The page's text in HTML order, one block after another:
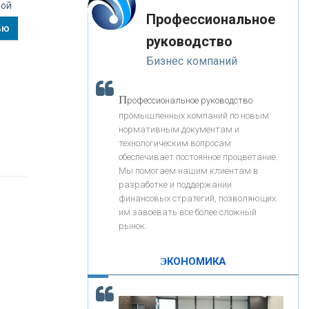
«ЗАПСИБКОМБАНК»
«РОСЕВРОБАНК»
«ПРЕСС-СЛУЖБА ВТБ24»
«АВТОГРАДБАНК»
«ПРОМРЕГИОНБАНК»
ОНАС
КОНТАКТЫ
корость - один из главных трендов в
кредитовании бизнеса - «Интервью»
-- Лучшее, что можно сделать с хорошим советом, это
пропустить его мимо ушей. Он никогда не бывает
полезен никому, кроме того, кто его дал.
-- Люблю давать советы и очень не люблю, когда их
дают мне.
Профессиональное
руководство
Бизнес компаний
Профессиональное руководство
промышленных компаний по новым
нормативным документам и
технологическим вопросам
обеспечивает постоянное процветание.
Мы помогаем нашим клиентам в
разработке и поддержании
финансовых стратегий, позволяющих
им завоевать все более сложный
рынок.
ЭКОНОМИКА